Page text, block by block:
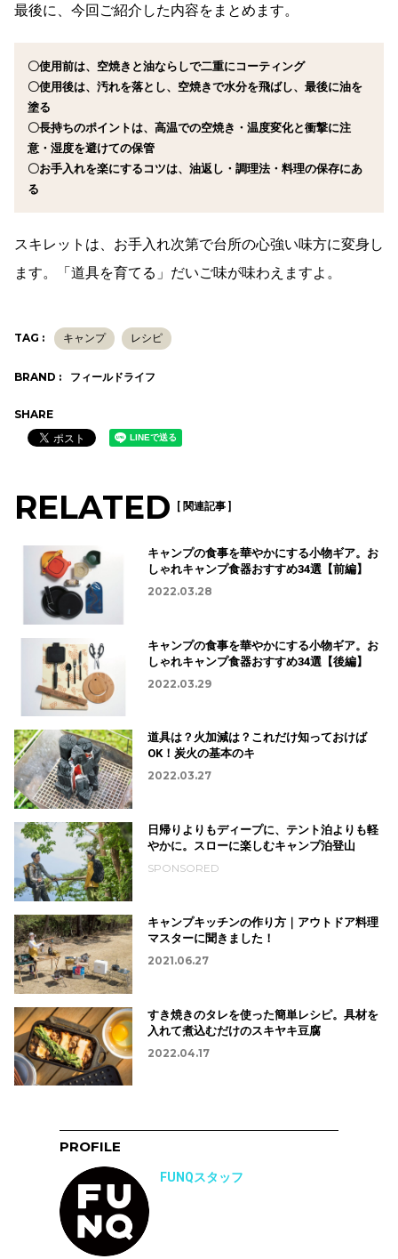
最後に、今回ご紹介した内容をまとめます。
〇使用前は、空焼きと油ならしで二重にコーティング
〇使用後は、汚れを落とし、空焼きで水分を飛ばし、最後に油を
塗る
〇長持ちのポイントは、高温での空焼き・温度変化と衝撃に注
意・湿度を避けての保管
〇お手入れを楽にするコツは、油返し・調理法・料理の保存にあ
る
スキレットは、お手入れ次第で台所の心強い味方に変身し
ます。「道具を育てる」だいご味が味わえますよ。
TAG : キャンプ レシピ
BRAND : フィールドライフ
SHARE
RELATED [ 関連記事 ]
キャンプの食事を華やかにする小物ギア。お
しゃれキャンプ食器おすすめ34選【前編】
2022.03.28
キャンプの食事を華やかにする小物ギア。お
しゃれキャンプ食器おすすめ34選【後編】
2022.03.29
道具は？火加減は？これだけ知っておけば
OK！炭火の基本のキ
2022.03.27
日帰りよりもディープに、テント泊よりも軽
やかに。スローに楽しむキャンプ泊登山
SPONSORED
キャンプキッチンの作り方｜アウトドア料理
マスターに聞きました！
2021.06.27
すき焼きのタレを使った簡単レシピ。具材を
入れて煮込むだけのスキヤキ豆腐
2022.04.17
PROFILE
FUNQスタッフ